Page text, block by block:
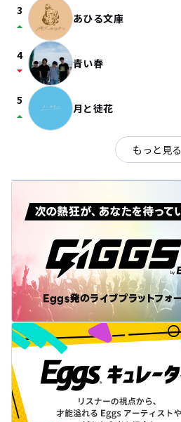
3
arrow_drop_up あひる文庫
4
arrow_drop_down 青い春
5
arrow_drop_up 月と徒花
もっと見る